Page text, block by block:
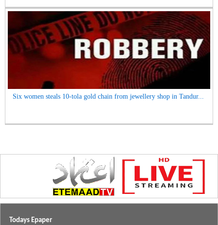
Six women steals 10-tola gold chain from jewellery shop in Tandur...
Todays Epaper